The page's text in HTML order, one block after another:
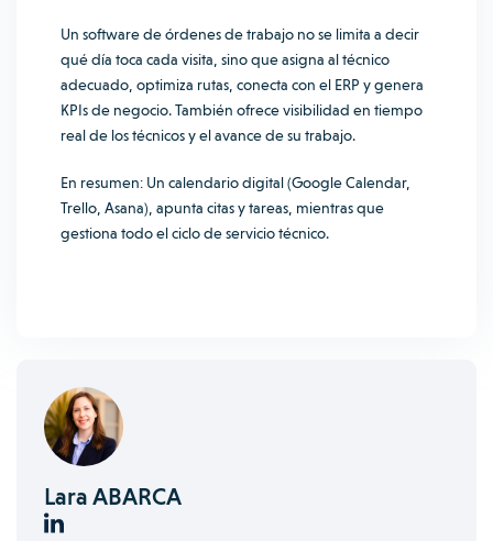
Un software de órdenes de trabajo no se limita a decir
qué día toca cada visita, sino que asigna al técnico
adecuado, optimiza rutas, conecta con el ERP y genera
KPIs de negocio. También ofrece visibilidad en tiempo
real de los técnicos y el avance de su trabajo.
En resumen: Un calendario digital (Google Calendar,
Trello, Asana), apunta citas y tareas, mientras que
gestiona todo el ciclo de servicio técnico.
Lara ABARCA